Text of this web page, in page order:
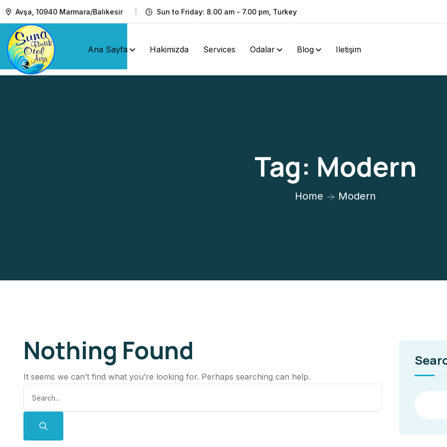
Avşa, 10940 Marmara/Balıkesir Sun to Friday: 8.00 am - 7.00 pm, Turkey
Ana Sayfa Hakimizda Services Odalar Blog Iletişim
Tag: Modern
Home Modern
Nothing Found
It seems we can’t find what you’re looking for. Perhaps searching can help.